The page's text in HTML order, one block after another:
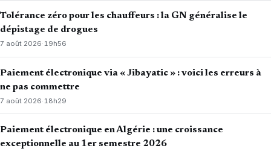
Tolérance zéro pour les chauffeurs : la GN généralise le
dépistage de drogues
7 août 2026·19h56
Paiement électronique via « Jibayatic » : voici les erreurs à
ne pas commettre
7 août 2026· 18h29
Paiement électronique en Algérie : une croissance
exceptionnelle au 1er semestre 2026